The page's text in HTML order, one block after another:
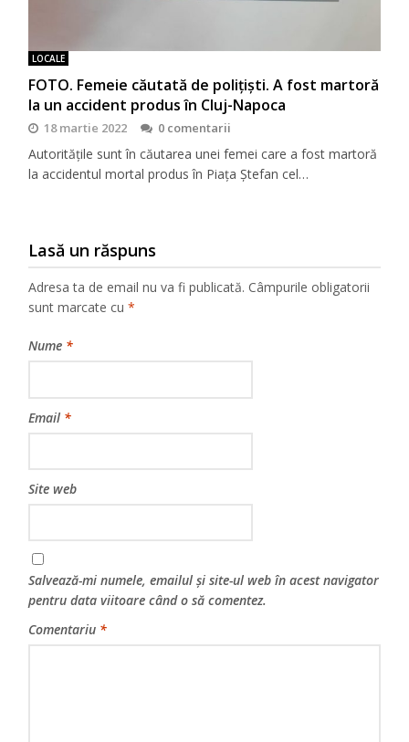
LOCALE
FOTO. Femeie căutată de polițiști. A fost martoră
la un accident produs în Cluj-Napoca
18 martie 2022 0 comentarii
Autoritățile sunt în căutarea unei femei care a fost martoră
la accidentul mortal produs în Piața Ștefan cel…
Lasă un răspuns
Adresa ta de email nu va fi publicată. Câmpurile obligatorii
sunt marcate cu*
Nume *
Email *
Site web
Salvează-mi numele, emailul și site-ul web în acest navigator
pentru data viitoare când o să comentez.
Comentariu *